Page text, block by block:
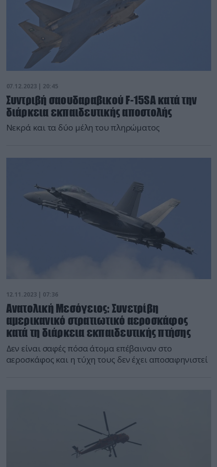
07.12.2023 | 20:45
Συντριβή σαουδαραβικού F-15SA κατά την
διάρκεια εκπαιδευτικής αποστολής
Νεκρά και τα δύο μέλη του πληρώματος
12.11.2023 | 07:36
Ανατολική Μεσόγειος: Συνετρίβη
αμερικανικό στρατιωτικό αεροσκάφος
κατά τη διάρκεια εκπαιδευτικής πτήσης
Δεν είναι σαφές πόσα άτομα επέβαιναν στο
αεροσκάφος και η τύχη τους δεν έχει αποσαφηνιστεί